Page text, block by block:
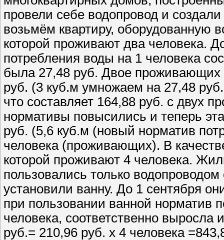
провели себе водопровод и
возьмём квартиру, оборудованную
которой проживают два человека.
потребления воды на 1 человека
была 27,48 руб. Двое проживающих
руб. (3 куб.м умножаем на 27,48
что составляет 164,88 руб. с двух
нормативы повысились и теперь
руб. (5,6 куб.м (новый норматив
человека (проживающих). В
которой проживают 4 человека.
пользовались только
установили ванну. До 1 сентября
при пользовании ванной норматив
человека, соответственно выросла
руб.= 210,96 руб. х 4 человека